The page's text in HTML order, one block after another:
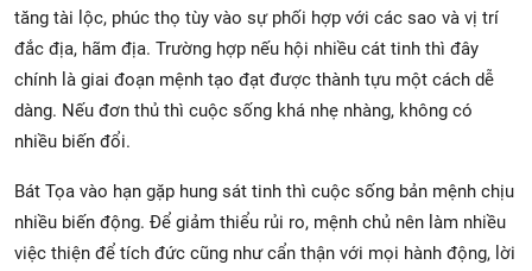
tăng tài lộc, phúc thọ tùy vào sự phối hợp với các sao và vị trí
đắc địa, hãm địa. Trường hợp nếu hội nhiều cát tinh thì đây
chính là giai đoạn mệnh tạo đạt được thành tựu một cách dễ
dàng. Nếu đơn thủ thì cuộc sống khá nhẹ nhàng, không có
nhiều biến đổi.
Bát Tọa vào hạn gặp hung sát tinh thì cuộc sống bản mệnh chịu
nhiều biến động. Để giảm thiểu rủi ro, mệnh chủ nên làm nhiều
việc thiện để tích đức cũng như cẩn thận với mọi hành động, lời